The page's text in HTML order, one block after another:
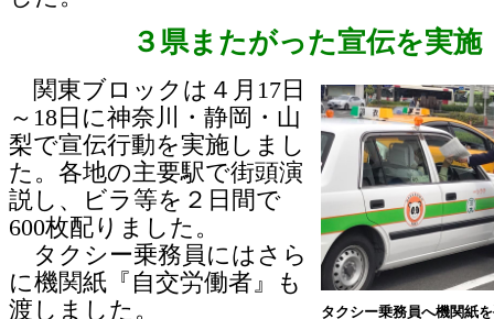
３県またがった宣伝を実施
タクシー乗務員へ機関紙
関東ブロックは４月17日
～18日に神奈川・静岡・山
梨で宣伝行動を実施しまし
た。各地の主要駅で街頭演
説し、ビラ等を２日間で
600枚配りました。
タクシー乗務員にはさら
に機関紙『自交労働者』も
渡しました。